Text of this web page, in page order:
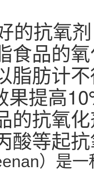
的抗氧
食品的
脂肪计
果提高
的抗氧
酸等起
）是